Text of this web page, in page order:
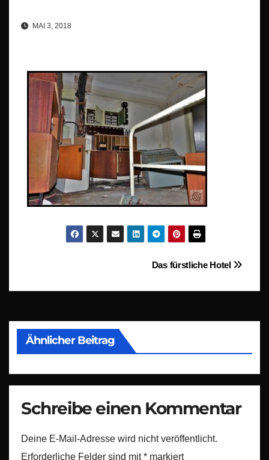
MAI 3, 2018
Beitragsnavigation
Das fürstliche Hotel
Ähnlicher Beitrag
Schreibe einen Kommentar
Deine E-Mail-Adresse wird nicht veröffentlicht.
Erforderliche Felder sind mit* markiert